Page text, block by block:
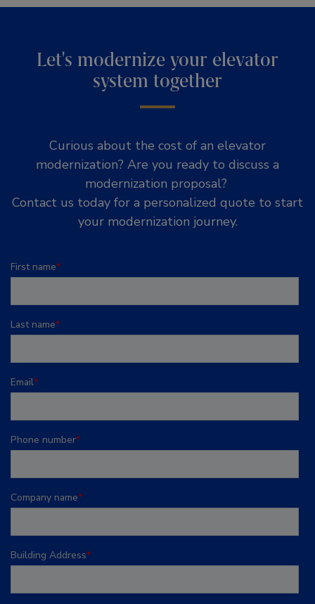
Let's modernize your elevator
system together
Curious about the cost of an elevator
modernization? Are you ready to discuss a
modernization proposal?
Contact us today for a personalized quote to start
your modernization journey.